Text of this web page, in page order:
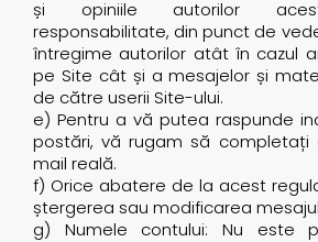
și opiniile autorilor
responsabilitate, din punct de
întregime autorilor atât în cazul
pe Site cât și a mesajelor și
de către userii Site-ului.
e) Pentru a vă putea raspunde
postări, vă rugam să
mail reală.
f) Orice abatere de la acest
ștergerea sau modificarea
g) Numele contului: Nu este